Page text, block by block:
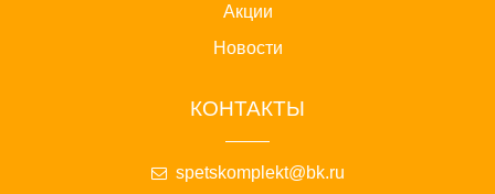
Акции
Новости
КОНТАКТЫ
spetskomplekt@bk.ru